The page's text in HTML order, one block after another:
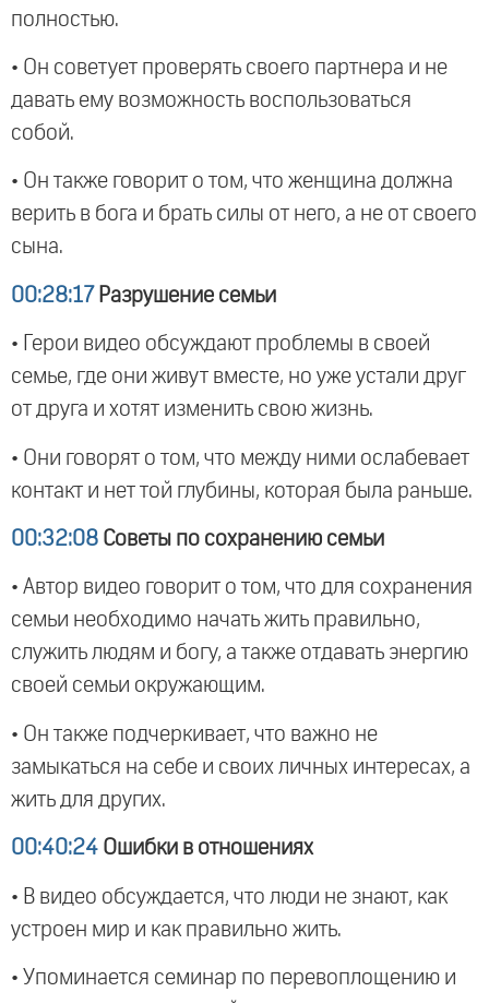
полностью.
• Он советует проверять своего партнера и не
давать ему возможность воспользоваться
собой.
• Он также говорит о том, что женщина должна
верить в бога и брать силы от него, а не от своего
сына.
00:28:17 Разрушение семьи
• Герои видео обсуждают проблемы в своей
семье, где они живут вместе, но уже устали друг
от друга и хотят изменить свою жизнь.
• Они говорят о том, что между ними ослабевает
контакт и нет той глубины, которая была раньше.
00:32:08 Советы по сохранению семьи
• Автор видео говорит о том, что для сохранения
семьи необходимо начать жить правильно,
служить людям и богу, а также отдавать энергию
своей семьи окружающим.
• Он также подчеркивает, что важно не
замыкаться на себе и своих личных интересах, а
жить для других.
00:40:24 Ошибки в отношениях
• В видео обсуждается, что люди не знают, как
устроен мир и как правильно жить.
• Упоминается семинар по перевоплощению и